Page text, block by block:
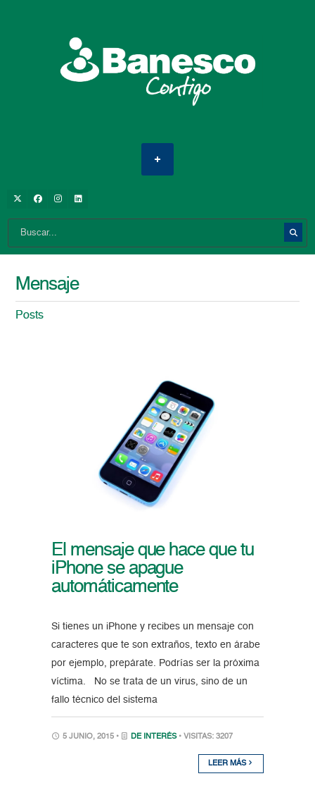
Mensaje
Posts
El mensaje que hace que tu
iPhone se apague
automáticamente
Si tienes un iPhone y recibes un mensaje con
caracteres que te son extraños, texto en árabe
por ejemplo, prepárate. Podrías ser la próxima
víctima. No se trata de un virus, sino de un
fallo técnico del sistema
5 JUNIO, 2015 • DE INTERÉS • VISITAS: 3207
LEER MÁS